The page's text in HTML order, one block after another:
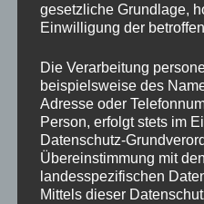
gesetzliche Grundlage,
Einwilligung der
Die Verarbeitung
beispielsweise des
Adresse oder
Person, erfolgt stets im
Datenschutz-
Übereinstimmung mit
landesspezifischen
Mittels dieser